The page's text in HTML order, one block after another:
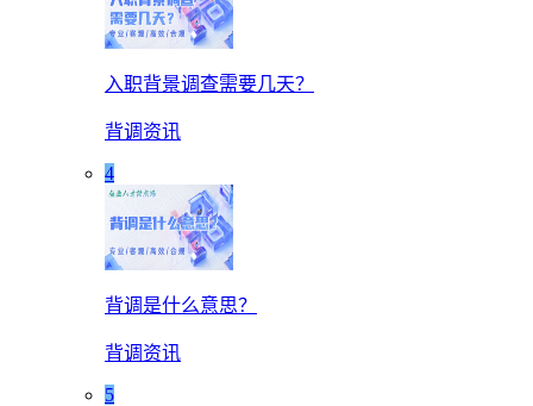
入职背景调查需要几天？
背调资讯
4
背调是什么意思？
背调资讯
5